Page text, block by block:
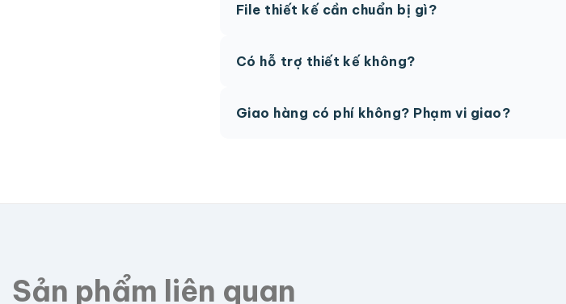
hệ để được tư vấn.
File thiết kế cần chuẩn bị gì?
phí.
Có hỗ trợ thiết kế không?
Giao hàng có phí không? Phạm vi giao?
Sản phẩm liên quan